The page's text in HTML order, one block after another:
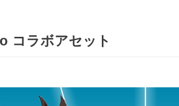
コラボアセット